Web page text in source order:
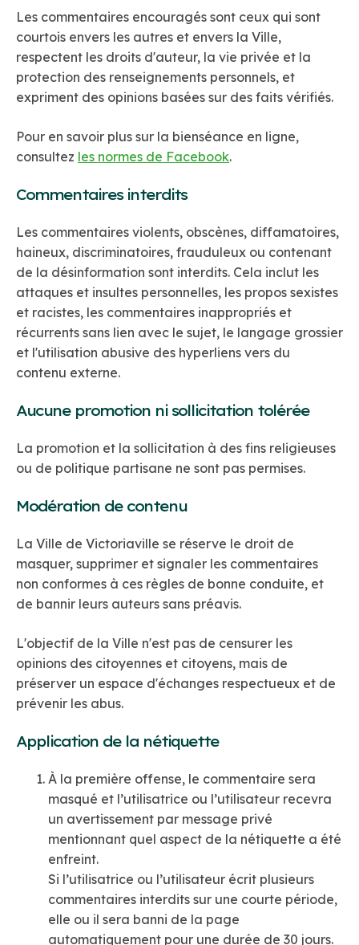
Les commentaires encouragés sont ceux qui sont
courtois envers les autres et envers la Ville,
respectent les droits d'auteur, la vie privée et la
protection des renseignements personnels, et
expriment des opinions basées sur des faits vérifiés.
Pour en savoir plus sur la bienséance en ligne,
consultez les normes de Facebook.
Commentaires interdits
Les commentaires violents, obscènes, diffamatoires,
haineux, discriminatoires, frauduleux ou contenant
de la désinformation sont interdits. Cela inclut les
attaques et insultes personnelles, les propos sexistes
et racistes, les commentaires inappropriés et
récurrents sans lien avec le sujet, le langage grossier
et l'utilisation abusive des hyperliens vers du
contenu externe.
Aucune promotion ni sollicitation tolérée
La promotion et la sollicitation à des fins religieuses
ou de politique partisane ne sont pas permises.
Modération de contenu
La Ville de Victoriaville se réserve le droit de
masquer, supprimer et signaler les commentaires
non conformes à ces règles de bonne conduite, et
de bannir leurs auteurs sans préavis.
L'objectif de la Ville n'est pas de censurer les
opinions des citoyennes et citoyens, mais de
préserver un espace d'échanges respectueux et de
prévenir les abus.
Application de la nétiquette
À la première offense, le commentaire sera
masqué et l’utilisatrice ou l’utilisateur recevra
un avertissement par message privé
mentionnant quel aspect de la nétiquette a été
enfreint.
Si l’utilisatrice ou l’utilisateur écrit plusieurs
commentaires interdits sur une courte période,
elle ou il sera banni de la page
automatiquement pour une durée de 30 jours.